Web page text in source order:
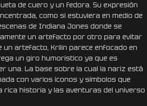
de cuero y un fedora. Su expresión
como si estuviera en medio de
de Indiana Jones donde se
un artefacto por otro para evitar
un artefacto, Krilin parece enfocado en
un giro humorístico ya que es
una. La base sobre la cual la nariz está
con varios íconos y símbolos que
rica historia y las aventuras del universo